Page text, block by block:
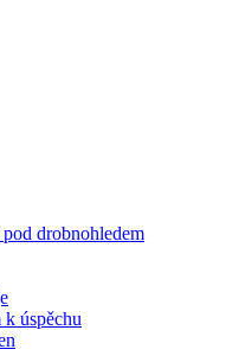
drobnohledem
k úspěchu